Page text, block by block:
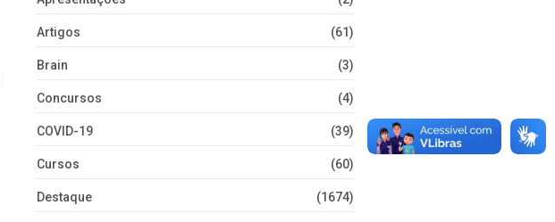
Artigos (61)
Brain (3)
Concursos (4)
COVID-19 (39)
Cursos (60)
Destaque (1674)